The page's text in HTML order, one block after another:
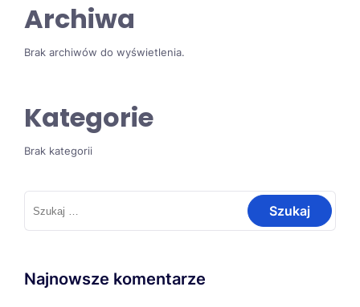
Archiwa
Brak archiwów do wyświetlenia.
Kategorie
Brak kategorii
Szukaj:
Najnowsze komentarze